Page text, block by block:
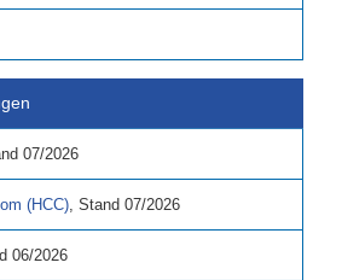
07/2026
(HCC), Stand 07/2026
06/2026